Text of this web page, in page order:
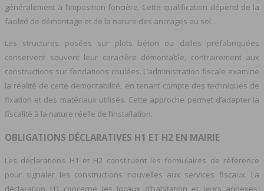
généralement à l’imposition foncière. Cette qualification dépend de la
facilité de démontage et de la nature des ancrages au sol.
Les structures posées sur plots béton ou dalles préfabriquées
conservent souvent leur caractère démontable, contrairement aux
constructions sur fondations coulées. L’administration fiscale examine
la réalité de cette démontabilité, en tenant compte des techniques de
fixation et des matériaux utilisés. Cette approche permet d’adapter la
fiscalité à la nature réelle de l’installation.
OBLIGATIONS DÉCLARATIVES H1 ET H2 EN MAIRIE
Les déclarations H1 et H2 constituent les formulaires de référence
pour signaler les constructions nouvelles aux services fiscaux. La
déclaration H1 concerne les locaux d’habitation et leurs annexes,